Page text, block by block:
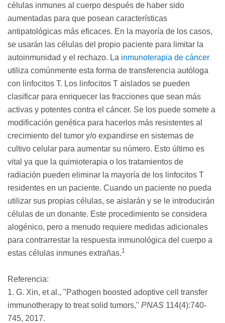
células inmunes al cuerpo después de haber sido
aumentadas para que posean características
antipatológicas más eficaces. En la mayoría de los casos,
se usarán las células del propio paciente para limitar la
autoinmunidad y el rechazo. La inmunoterapia de cáncer
utiliza comúnmente esta forma de transferencia autóloga
con linfocitos T. Los linfocitos T aislados se pueden
clasificar para enriquecer las fracciones que sean más
activas y potentes contra el cáncer. Se los puede somete a
modificación genética para hacerlos más resistentes al
crecimiento del tumor y/o expandirse en sistemas de
cultivo celular para aumentar su número. Esto último es
vital ya que la quimioterapia o los tratamientos de
radiación pueden eliminar la mayoría de los linfocitos T
residentes en un paciente. Cuando un paciente no pueda
utilizar sus propias células, se aislarán y se le introducirán
células de un donante. Este procedimiento se considera
alogénico, pero a menudo requiere medidas adicionales
para contrarrestar la respuesta inmunológica del cuerpo a
estas células inmunes extrañas.1
Referencia:
1. G. Xin, et al., "Pathogen boosted adoptive cell transfer
immunotherapy to treat solid tumors," PNAS 114(4):740-
745, 2017.